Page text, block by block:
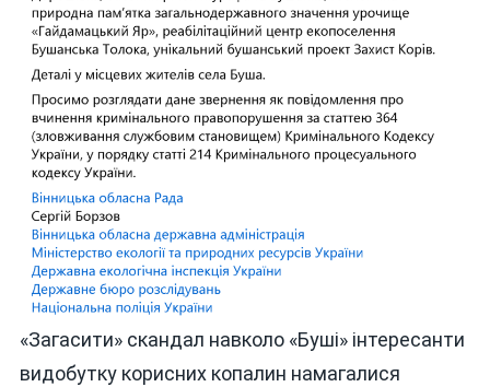
«Загасити» скандал навколо «Буші» інтересанти
видобутку корисних копалин намагалися